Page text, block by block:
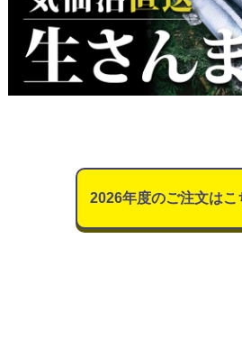
2026年度のご注文はこ